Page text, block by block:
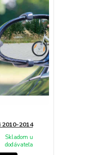
2010-2014
Skladom u
dodávateľa